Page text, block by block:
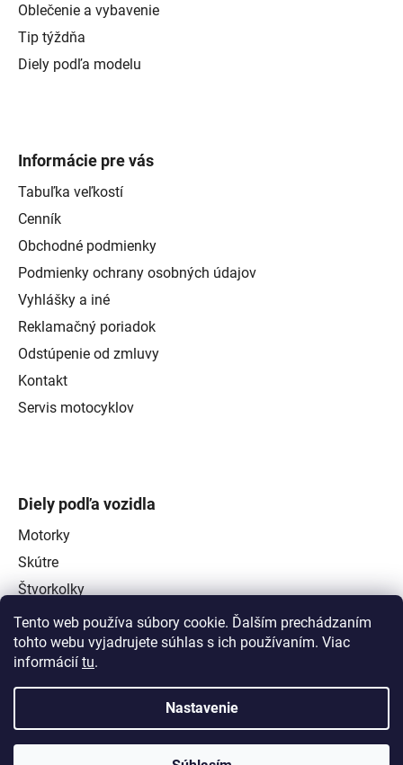
Tento web používa súbory cookie. Ďalším prechádzaním
tohto webu vyjadrujete súhlas s ich používaním. Viac
informácií tu.
Nastavenie
Oblečenie a vybavenie
Tip týždňa
Diely podľa modelu
Informácie pre vás
Tabuľka veľkostí
Cenník
Obchodné podmienky
Podmienky ochrany osobných údajov
Vyhlášky a iné
Reklamačný poriadok
Odstúpenie od zmluvy
Kontakt
Servis motocyklov
Diely podľa vozidla
Motorky
Skútre
Štvorkolky